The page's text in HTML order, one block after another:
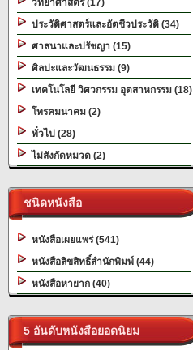
วิทยาศาสตร์ (17)
ประวัติศาสตร์และอัตชีวประวัติ (34)
ศาสนาและปรัชญา (15)
ศิลปะและวัฒนธรรม (9)
เทคโนโลยี วิศวกรรม อุตสาหกรรม (18)
โทรคมนาคม (2)
ทั่วไป (28)
ไม่สังกัดหมวด (2)
ชนิดหนังสือ
หนังสือเผยแพร่ (541)
หนังสือลิขสิทธิ์สำนักพิมพ์ (44)
หนังสือหายาก (40)
5 อันดับหนังสือยอดนิยม